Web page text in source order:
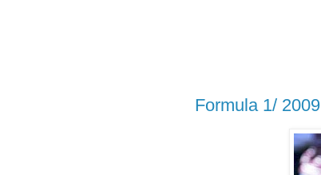
Formula 1/ 2009